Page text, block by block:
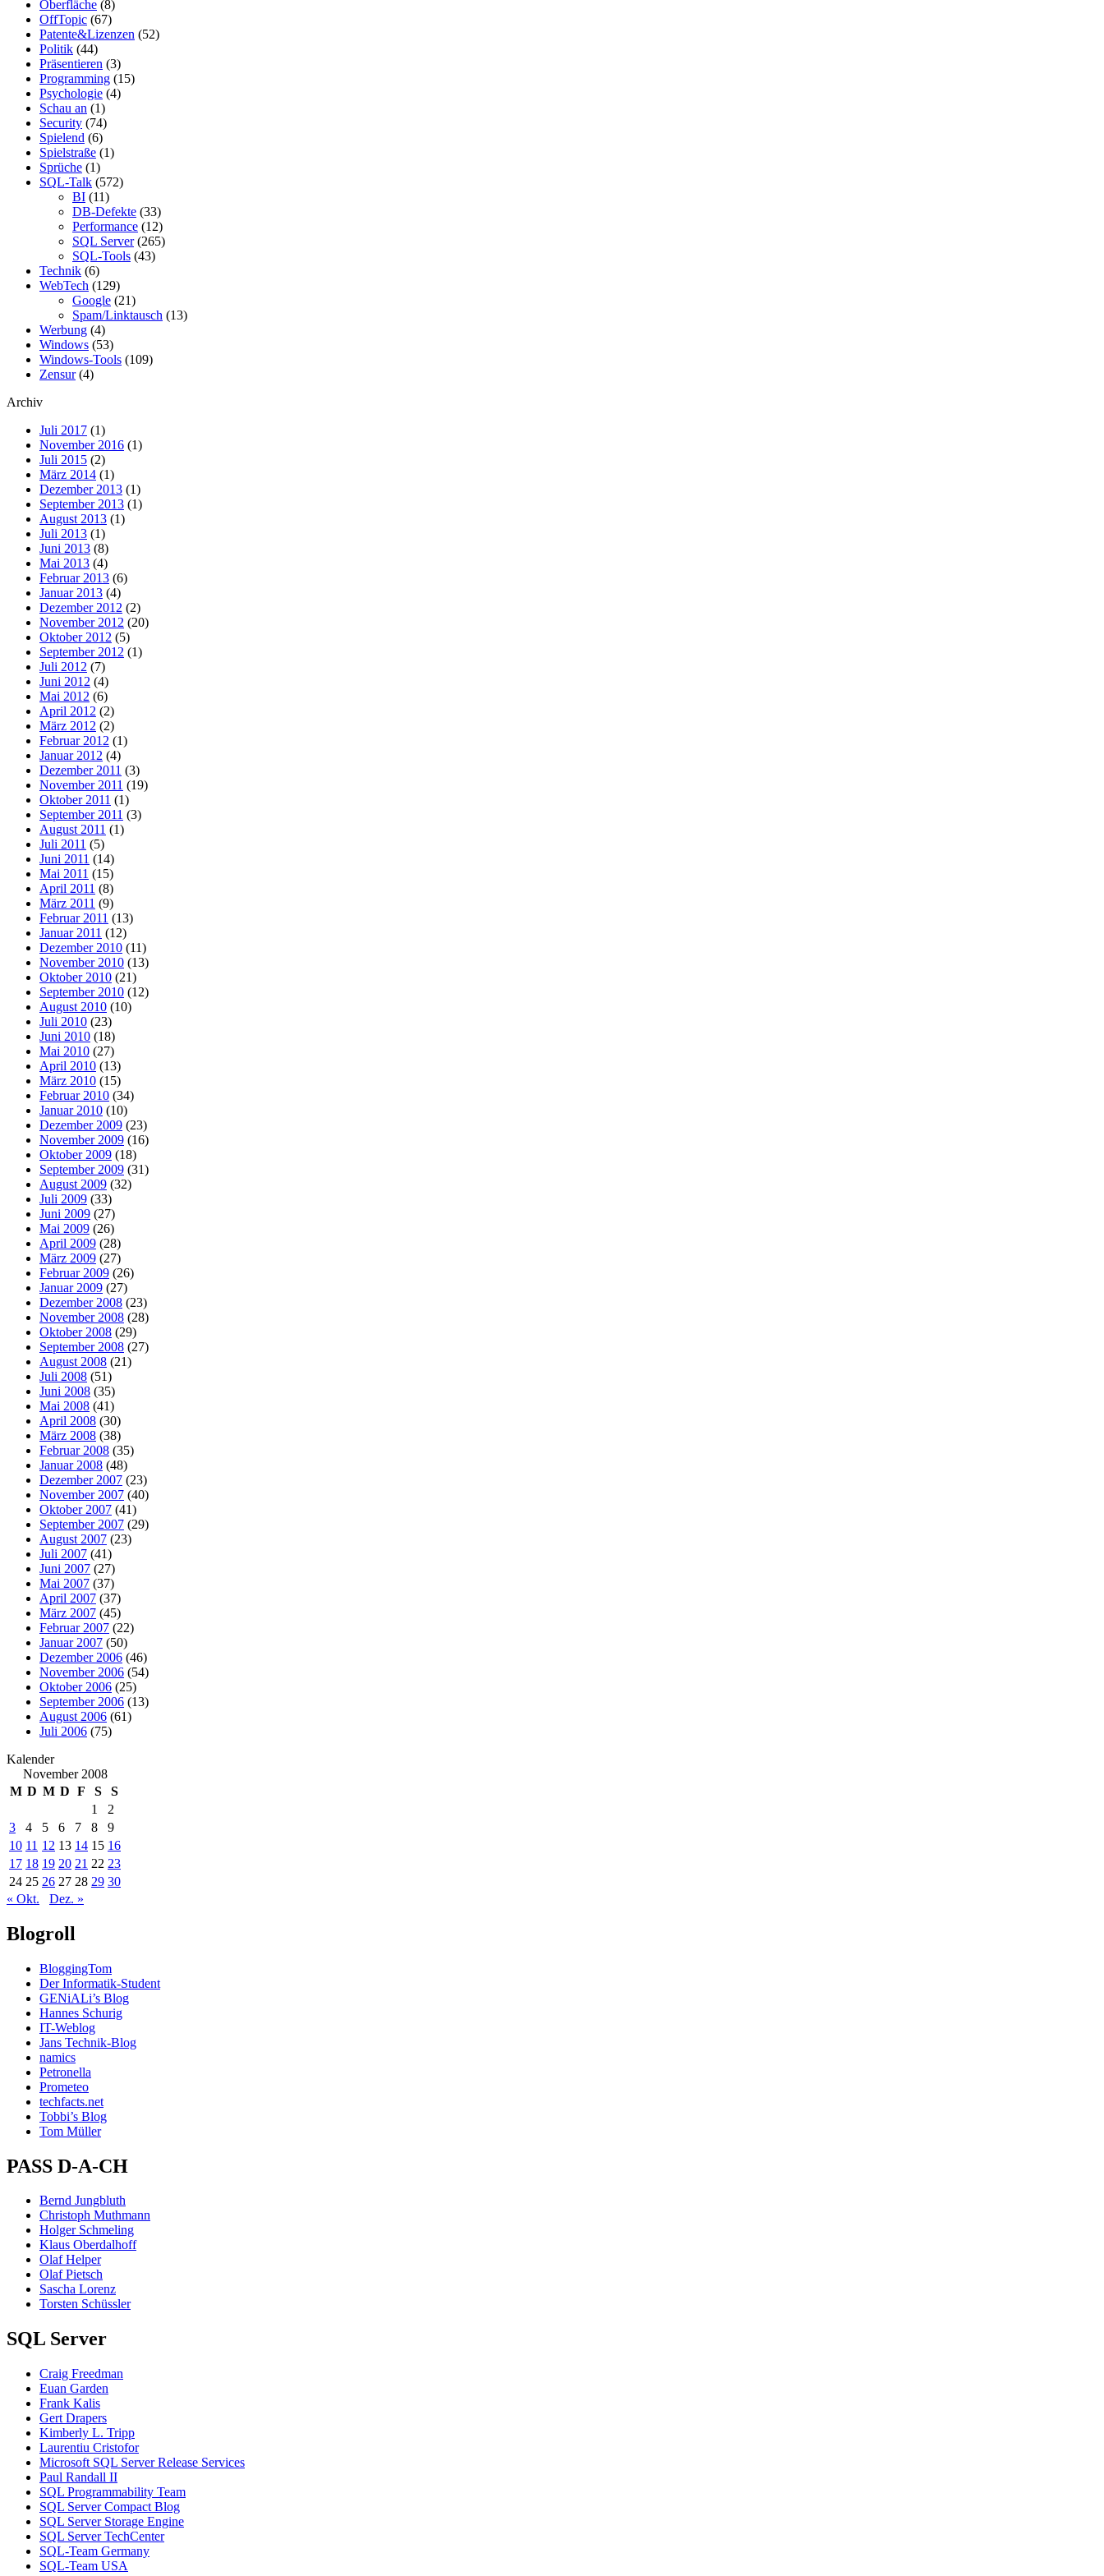
Oberfläche (8)
OffTopic (67)
Patente&Lizenzen (52)
Politik (44)
Präsentieren (3)
Programming (15)
Psychologie (4)
Schau an (1)
Security (74)
Spielend (6)
Spielstraße (1)
Sprüche (1)
SQL-Talk (572)
BI (11)
DB-Defekte (33)
Performance (12)
SQL Server(265)
SQL-Tools (43)
Technik (6)
WebTech (129)
Google (21)
Spam/Linktausch (13)
Werbung (4)
Windows (53)
Windows-Tools (109)
Zensur(4)
Archiv
Juli 2017 (1)
November 2016 (1)
Juli 2015 (2)
März 2014 (1)
Dezember 2013 (1)
September 2013 (1)
August 2013 (1)
Juli 2013 (1)
Juni 2013 (8)
Mai 2013 (4)
Februar 2013 (6)
Januar 2013 (4)
Dezember 2012 (2)
November 2012 (20)
Oktober 2012 (5)
September 2012 (1)
Juli 2012 (7)
Juni 2012 (4)
Mai 2012 (6)
April 2012 (2)
März 2012 (2)
Februar 2012 (1)
Januar 2012 (4)
Dezember 2011 (3)
November 2011 (19)
Oktober 2011 (1)
September 2011 (3)
August 2011 (1)
Juli 2011 (5)
Juni 2011 (14)
Mai 2011 (15)
April 2011 (8)
März 2011 (9)
Februar 2011 (13)
Januar 2011 (12)
Dezember 2010 (11)
November 2010 (13)
Oktober 2010 (21)
September 2010 (12)
August 2010 (10)
Juli 2010 (23)
Juni 2010 (18)
Mai 2010 (27)
April 2010 (13)
März 2010 (15)
Februar 2010 (34)
Januar 2010 (10)
Dezember 2009 (23)
November 2009 (16)
Oktober 2009 (18)
September 2009 (31)
August 2009 (32)
Juli 2009 (33)
Juni 2009 (27)
Mai 2009 (26)
April 2009 (28)
März 2009 (27)
Februar 2009 (26)
Januar 2009 (27)
Dezember 2008 (23)
November 2008 (28)
Oktober 2008 (29)
September 2008 (27)
August 2008 (21)
Juli 2008 (51)
Juni 2008 (35)
Mai 2008 (41)
April 2008 (30)
März 2008 (38)
Februar 2008 (35)
Januar 2008 (48)
Dezember 2007 (23)
November 2007 (40)
Oktober 2007 (41)
September 2007 (29)
August 2007 (23)
Juli 2007 (41)
Juni 2007 (27)
Mai 2007 (37)
April 2007 (37)
März 2007 (45)
Februar 2007 (22)
Januar 2007 (50)
Dezember 2006 (46)
November 2006 (54)
Oktober 2006 (25)
September 2006 (13)
August 2006 (61)
Juli 2006 (75)
Kalender
November 2008
M D M D F S
S
1
2
3
4 5 6 7 8
9
10 11 12 13 14 15 16
17 18 19 20 21 22 23
24 25 26 27 28 29 30
« Okt.
Dez. »
Blogroll
BloggingTom
Der Informatik-Student
GENiALi’s Blog
Hannes Schurig
IT-Weblog
Jans Technik-Blog
namics
Petronella
Prometeo
techfacts.net
Tobbi’s Blog
Tom Müller
PASS D-A-CH
Bernd Jungbluth
Christoph Muthmann
Holger Schmeling
Klaus Oberdalhoff
Olaf Helper
Olaf Pietsch
Sascha Lorenz
Torsten Schüssler
SQL Server
Craig Freedman
Euan Garden
Frank Kalis
Gert Drapers
Kimberly L. Tripp
Laurentiu Cristofor
Microsoft SQL Server Release Services
Paul Randall II
SQL Programmability Team
SQL Server Compact Blog
SQL Server Storage Engine
SQL Server TechCenter
SQL-Team Germany
SQL-Team USA